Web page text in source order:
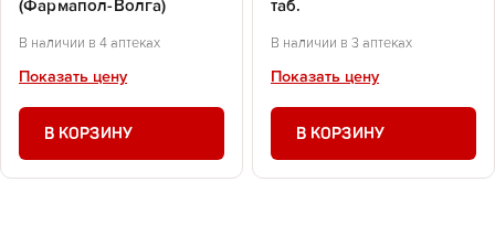
(Фармапол-Волга)
В наличии в 4 аптеках
Показать цену
В КОРЗИНУ
таб.
В наличии в 3 аптеках
Показать цену
В КОРЗИНУ